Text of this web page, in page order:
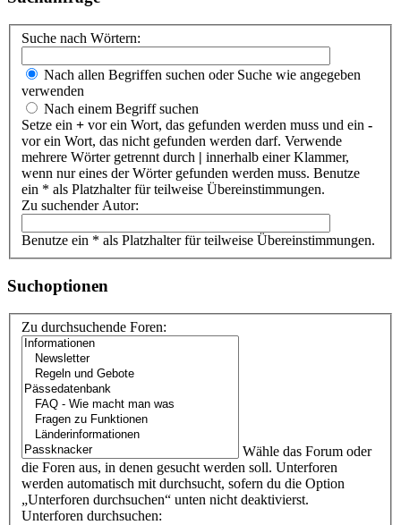
Suche nach Wörtern:
Nach allen Begriffen suchen oder Suche wie angegeben
verwenden
Nach einem Begriff suchen
Setze ein + vor ein Wort, das gefunden werden muss und ein -
vor ein Wort, das nicht gefunden werden darf. Verwende
mehrere Wörter getrennt durch | innerhalb einer Klammer,
wenn nur eines der Wörter gefunden werden muss. Benutze
ein * als Platzhalter für teilweise Übereinstimmungen.
Zu suchender Autor:
Benutze ein * als Platzhalter für teilweise Übereinstimmungen.
Suchoptionen
Zu durchsuchende Foren:
Wähle das Forum oder
die Foren aus, in denen gesucht werden soll. Unterforen
werden automatisch mit durchsucht, sofern du die Option
„Unterforen durchsuchen“ unten nicht deaktivierst.
Unterforen durchsuchen: